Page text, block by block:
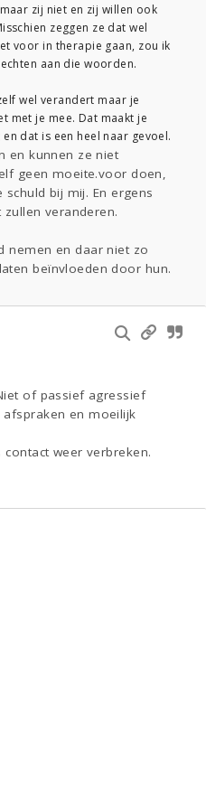
zij niet en zij willen ook
zeggen ze dat wel
voor in therapie gaan, zou ik
aan die woorden.
wel verandert maar je
met je mee. Dat maakt je
dat is een heel naar gevoel.
en kunnen ze niet
geen moeite.voor doen,
bij mij. En ergens
veranderen.
nemen en daar niet zo
beïnvloeden door hun.
of passief agressief
en moeilijk
weer verbreken.